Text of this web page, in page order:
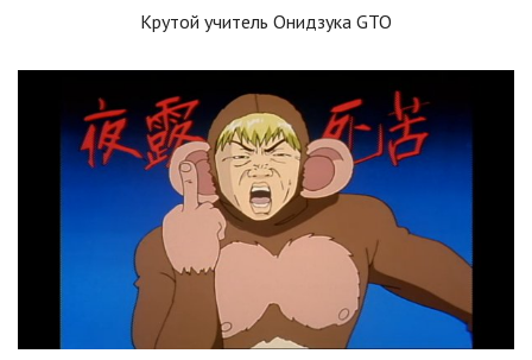
Крутой учитель Онидзука GTO